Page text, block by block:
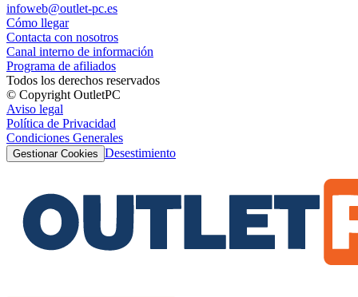
infoweb@outlet-pc.es
Cómo llegar
Contacta con nosotros
Canal interno de información
Programa de afiliados
Todos los derechos reservados
© Copyright OutletPC
Aviso legal
Política de Privacidad
Condiciones Generales
Gestionar Cookies Desestimiento